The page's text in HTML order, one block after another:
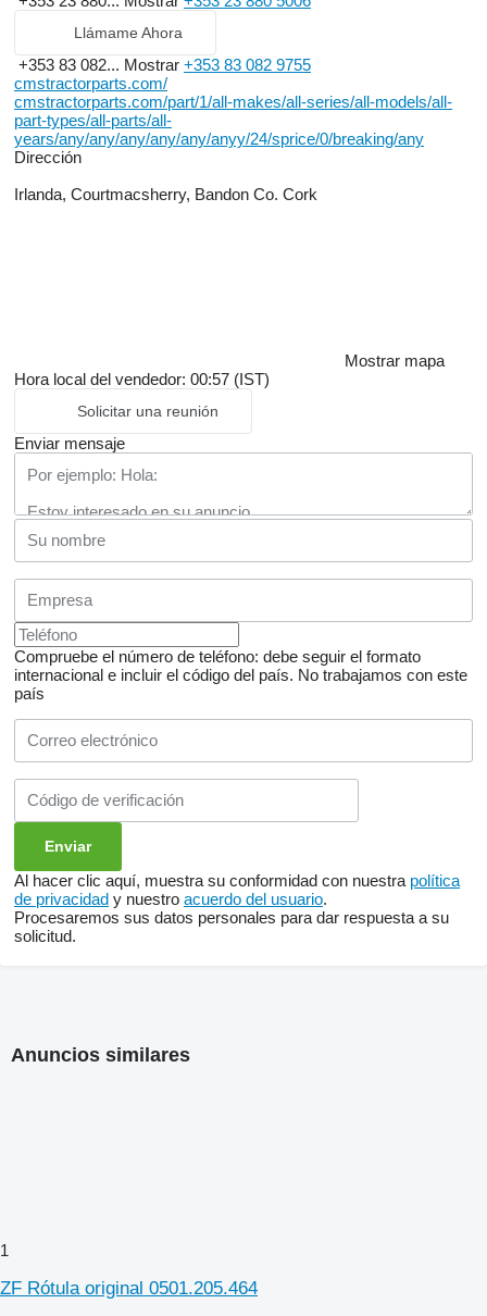
Llámame Ahora
+353 83 082... Mostrar +353 83 082 9755
cmstractorparts.com/
cmstractorparts.com/part/1/all-makes/all-series/all-models/all-
part-types/all-parts/all-
years/any/any/any/any/any/anyy/24/sprice/0/breaking/any
Dirección
Irlanda, Courtmacsherry, Bandon Co. Cork
Mostrar mapa
Hora local del vendedor: 00:57 (IST)
Solicitar una reunión
Enviar mensaje
Compruebe el número de teléfono: debe seguir el formato
internacional e incluir el código del país. No trabajamos con este
país
Al hacer clic aquí, muestra su conformidad con nuestra política
de privacidad y nuestro acuerdo del usuario.
Procesaremos sus datos personales para dar respuesta a su
solicitud.
Anuncios similares
1
ZF Rótula original 0501.205.464